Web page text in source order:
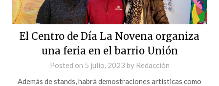
El Centro de Día La Novena organiza
una feria en el barrio Unión
Posted on 5 julio, 2023 by Redacción
Además de stands, habrá demostraciones artísticas como